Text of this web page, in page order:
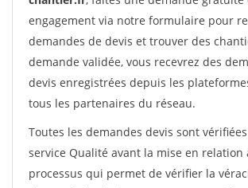
engagement via notre formulaire pour
demandes de devis et trouver des
demande validée, vous recevrez des
devis enregistrées depuis les
tous les partenaires du réseau.
Toutes les demandes devis sont
service Qualité avant la mise en relation
processus qui permet de vérifier la